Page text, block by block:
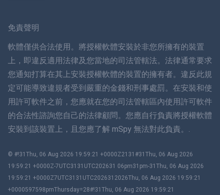
ภาษาไทย
簡体中文
丹麥語
हिंदी
עברית
免責聲明
軟體僅供合法使用。將授權軟體安裝於非您所擁有的裝置
上，即違反適用法律及您當地的司法管轄法。法律通常要求
您通知打算在其上安裝授權軟體的裝置的擁有者。違反此規
定可能導致違規者受到嚴重的金錢和刑事處罰。在安裝和使
用許可軟件之前，您應就在您的司法管轄區內使用許可軟件
的合法性諮詢您自己的法律顧問。您應自行負責將授權軟體
安裝到該裝置上，且您應了解 mSpy 無法對此負責。.
© #!31Thu, 06 Aug 2026 19:59:21 +0000Z2131#31Thu, 06 Aug 2026
19:59:21 +0000Z-7UTC3131UTC202631 06pm31pm-31Thu, 06 Aug 2026
19:59:21 +0000Z7UTC3131UTC2026312026Thu, 06 Aug 2026 19:59:21
+0000597598pmThursday=28#!31Thu, 06 Aug 2026 19:59:21